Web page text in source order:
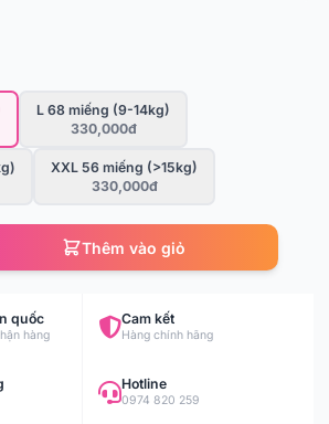
L 68 miếng (9-14kg)
330,000đ
XXL 56 miếng (>15kg)
330,000đ
Thêm vào giỏ
quốc
hàng
Cam kết
Hàng chính hãng
Hotline
0974 820 259